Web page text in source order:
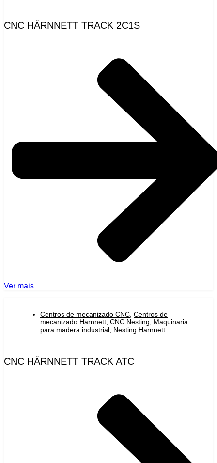
CNC HÄRNNETT TRACK 2C1S
Ver mais
Centros de mecanizado CNC, Centros de
mecanizado Harnnett, CNC Nesting, Maquinaria
para madera industrial, Nesting Harnnett
CNC HÄRNNETT TRACK ATC